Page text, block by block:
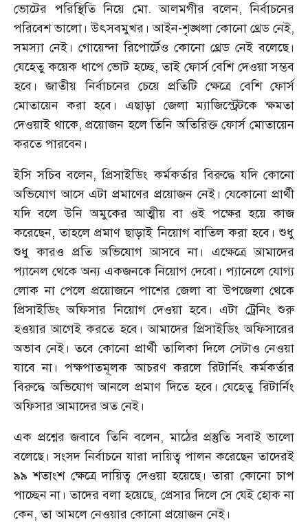
ভোটের পরিস্থিতি নিয়ে মো. আলমগীর বলেন, নির্বাচনের
পরিবেশ ভালো। উৎসবমুখর। আইন-শৃঙ্খলা কোনো থ্রেড নেই,
সমস্যা নেই। গোয়েন্দা রিপোর্টেও কোনো থ্রেড নেই বলেছে।
যেহেতু কয়েক ধাপে ভোট হচ্ছে, তাই ফোর্স বেশি দেওয়া সম্ভব
হবে। জাতীয় নির্বাচনের চেয়ে প্রতিটি ক্ষেত্রে বেশি ফোর্স
মোতায়েন করা হবে। এছাড়া জেলা ম্যাজিস্ট্রেটকে ক্ষমতা
দেওয়াই থাকে, প্রয়োজন হলে তিনি অতিরিক্ত ফোর্স মোতায়েন
করতে পারবেন।
ইসি সচিব বলেন, প্রিসাইডিং কর্মকর্তার বিরুদ্ধে যদি কোনো
অভিযোগ আসে এটা প্রমাণের প্রয়োজন নেই। যেকোনো প্রার্থী
যদি বলে উনি অমুকের আত্মীয় বা ওই পক্ষের হয়ে কাজ
করেছেন, তাহলে প্রমাণ ছাড়াই নিয়োগ বাতিল করা হবে। শুধু
শুধু কারও প্রতি অভিযোগ আসবে না। এক্ষেত্রে আমাদের
প্যানেল থেকে অন্য একজনকে নিয়োগ দেবো। প্যানেলে যোগ্য
লোক না পেলে প্রয়োজনে পাশের জেলা বা উপজেলা থেকে
প্রিসাইডিং অফিসার নিয়োগ দেওয়া হবে। এটা ট্রেনিং শুরু
হওয়ার আগেই করতে হবে। আমাদের প্রিসাইডিং অফিসারের
অভাব নেই। তবে কোনো প্রার্থী তালিকা দিলে সেটাও নেওয়া
যাবে না। পক্ষপাতমূলক আচরণ করলে রিটার্নিং কর্মকর্তার
বিরুদ্ধে অভিযোগ আনলে প্রমাণ দিতে হবে। যেহেতু রিটার্নিং
অফিসার আমাদের অত নেই।
এক প্রশ্নের জবাবে তিনি বলেন, মাঠের প্রস্তুতি সবাই ভালো
বলেছে। সংসদ নির্বাচনে যারা দায়িত্ব পালন করেছেন তাদেরই
৯৯ শতাংশ ক্ষেত্রে দায়িত্ব দেওয়া হয়েছে। তারা কোনো চাপ
পাচ্ছেন না। তাদের বলা হয়েছে, প্রেসার দিলে সে যেই হোক না
কেন, তা আমলে নেওয়ার কোনো প্রয়োজন নেই।